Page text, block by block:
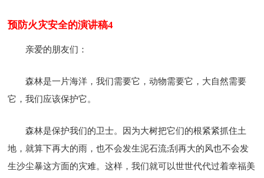
预防火灾安全的演讲稿4
亲爱的朋友们：
森林是一片海洋，我们需要它，动物需要它，大自然需要
它，我们应该保护它。
森林是保护我们的卫士。因为大树把它们的根紧紧抓住土
地，就算下再大的雨，也不会发生泥石流;刮再大的风也不会发
生沙尘暴这方面的灾难。这样，我们就可以世世代代过着幸福美